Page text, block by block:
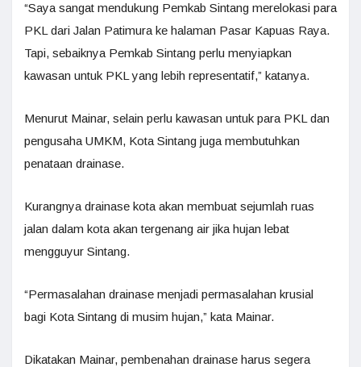
“Saya sangat mendukung Pemkab Sintang merelokasi para
PKL dari Jalan Patimura ke halaman Pasar Kapuas Raya.
Tapi, sebaiknya Pemkab Sintang perlu menyiapkan
kawasan untuk PKL yang lebih representatif,” katanya.
Menurut Mainar, selain perlu kawasan untuk para PKL dan
pengusaha UMKM, Kota Sintang juga membutuhkan
penataan drainase.
Kurangnya drainase kota akan membuat sejumlah ruas
jalan dalam kota akan tergenang air jika hujan lebat
mengguyur Sintang.
“Permasalahan drainase menjadi permasalahan krusial
bagi Kota Sintang di musim hujan,” kata Mainar.
Dikatakan Mainar, pembenahan drainase harus segera